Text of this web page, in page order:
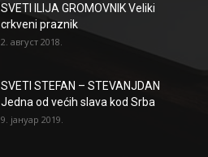
SVETI ILIJA GROMOVNIK Veliki
crkveni praznik
2. август 2018.
SVETI STEFAN – STEVANJDAN
Jedna od većih slava kod Srba
9. јануар 2019.